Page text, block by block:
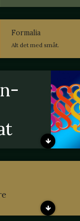
Formalia
Alt det med småt.